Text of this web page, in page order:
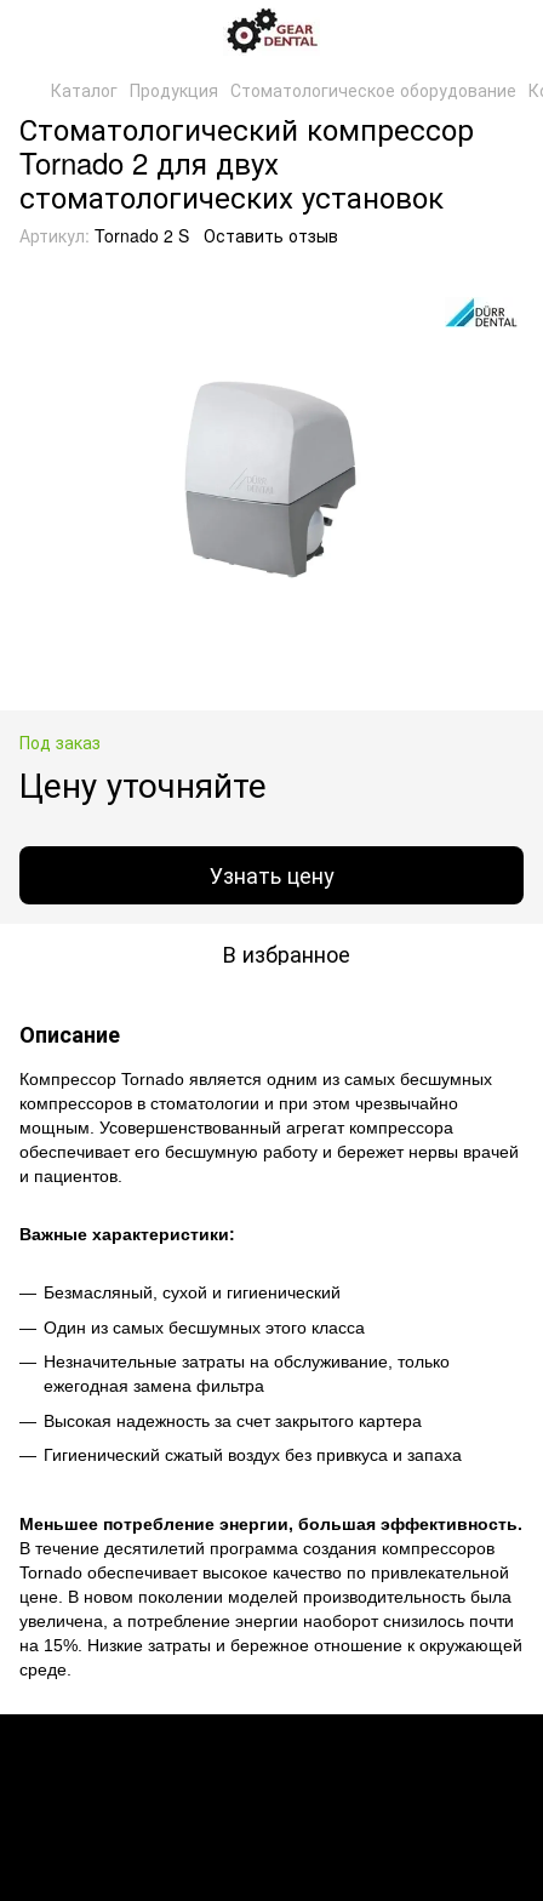
Каталог Продукция Стоматологическое оборудование
Стоматологический компрессор
Tornado 2 для двух
стоматологических установок
Артикул: Tornado 2 S Оставить отзыв
Под заказ
Цену уточняйте
Узнать цену
В избранное
Описание
Компрессор Tornado является одним из самых бесшумных
компрессоров в стоматологии и при этом чрезвычайно
мощным. Усовершенствованный агрегат компрессора
обеспечивает его бесшумную работу и бережет нервы врачей
и пациентов.
Важные характеристики:
Безмасляный, сухой и гигиенический
Один из самых бесшумных этого класса
Незначительные затраты на обслуживание, только
ежегодная замена фильтра
Высокая надежность за счет закрытого картера
Гигиенический сжатый воздух без привкуса и запаха
Меньшее потребление энергии, большая эффективность.
В течение десятилетий программа создания компрессоров
Tornado обеспечивает высокое качество по привлекательной
цене. В новом поколении моделей производительность была
увеличена, а потребление энергии наоборот снизилось почти
на 15%. Низкие затраты и бережное отношение к окружающей
среде.